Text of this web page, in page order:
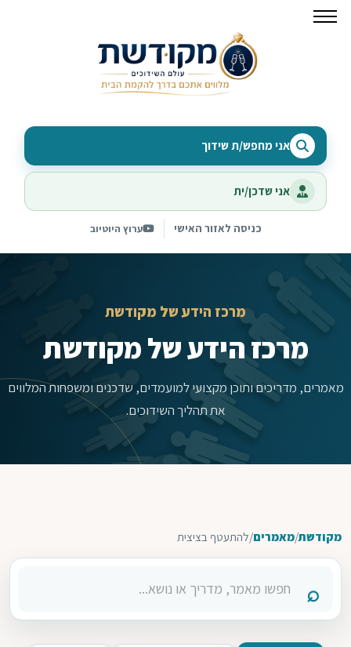
אני מחפש/ת שידוך
אני שדכן/ית
כניסה לאזור האישי ערוץ היוטיוב
מרכז הידע של מקודשת
מרכז הידע של מקודשת
מאמרים, מדריכים ותוכן מקצועי למועמדים, שדכנים ומשפחות המלווים
את תהליך השידוכים.
מקודשת/מאמרים/להתעטף בציצית